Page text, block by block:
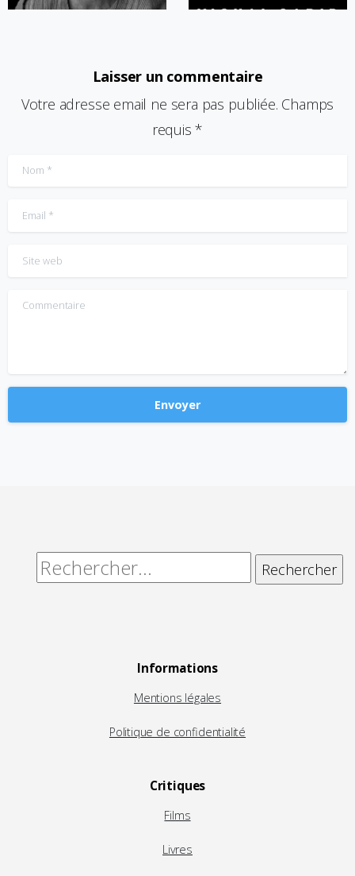
Laisser un commentaire
Votre adresse email ne sera pas publiée. Champs
requis *
Nom*
Email*
Site web
Commentaire
Rechercher :
Informations
Mentions légales
Politique de confidentialité
Critiques
Films
Livres